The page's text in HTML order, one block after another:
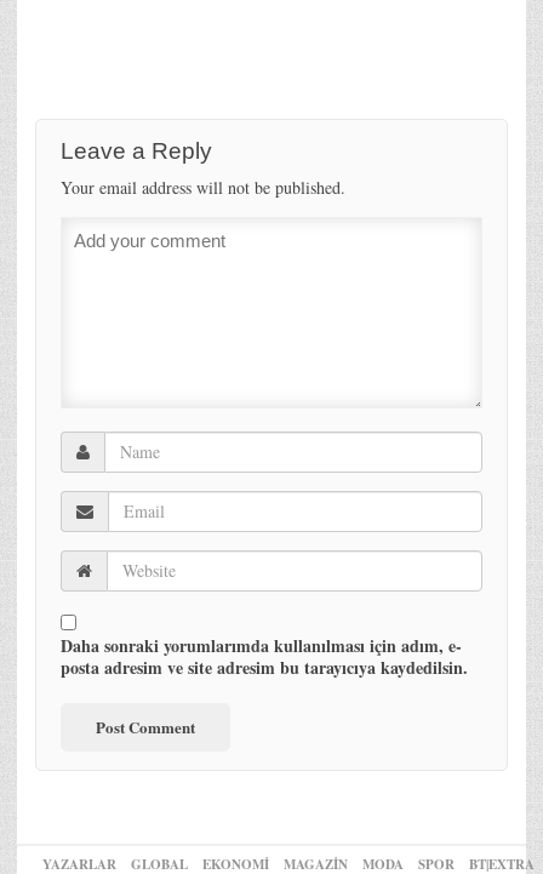
Leave a Reply
Your email address will not be published.
Daha sonraki yorumlarımda kullanılması için adım, e-
posta adresim ve site adresim bu tarayıcıya kaydedilsin.
YAZARLAR GLOBAL EKONOMİ MAGAZİN MODA SPOR BT|EXTRA